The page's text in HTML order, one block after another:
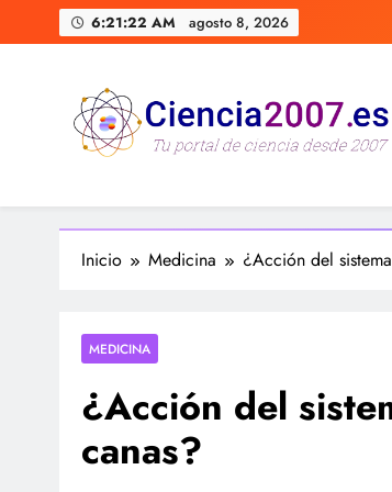
al
6:21:23 AM agosto 8, 2026
Inicio Medicina ¿Acción del
MEDICINA
¿Acción del
canas?